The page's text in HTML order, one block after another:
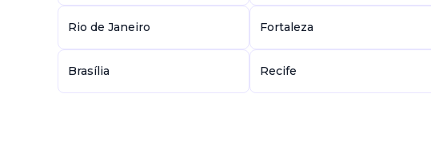
Rio de Janeiro Fortaleza
Brasília Recife